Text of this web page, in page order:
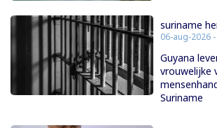
suriname
06-aug-2026
Guyana
vrouwelijke
Suriname